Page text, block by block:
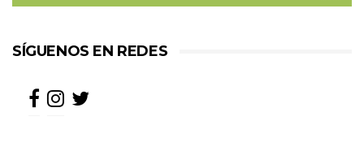
SÍGUENOS EN REDES